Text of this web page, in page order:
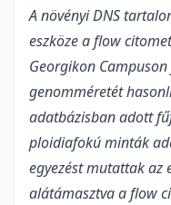
A növényi DNS
eszköze a flow
Georgikon
genomméretét
adatbázisban adott
ploidiafokú minták
egyezést mutattak az
alátámasztva a flow